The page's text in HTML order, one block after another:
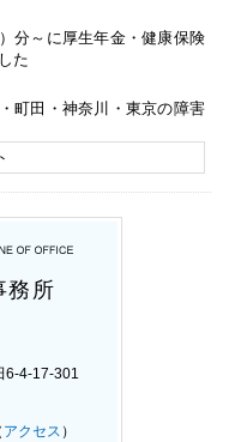
分～に厚生年金・健康保険
た
町田・神奈川・東京の障害
務所
6-4-17-301
アクセス ）